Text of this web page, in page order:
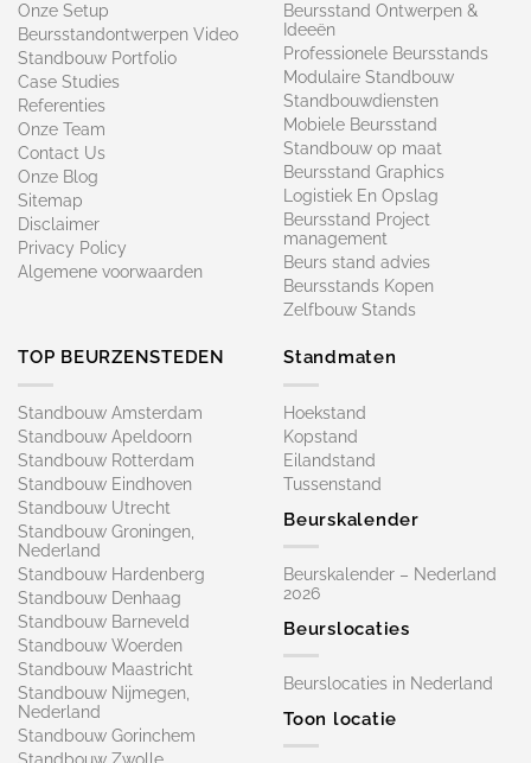
Onze Setup
Beursstandontwerpen Video
Standbouw Portfolio
Case Studies
Referenties
Onze Team
Contact Us
Onze Blog
Sitemap
Disclaimer
Privacy Policy
Algemene voorwaarden
Beursstand Ontwerpen &
Ideeën
Professionele Beursstands
Modulaire Standbouw
Standbouwdiensten
Mobiele Beursstand
Standbouw op maat​
Beursstand Graphics
Logistiek En Opslag
Beursstand Project
management
Beurs stand advies
Beursstands Kopen
Zelfbouw Stands
TOP BEURZENSTEDEN
Standbouw Amsterdam
Standbouw Apeldoorn
Standbouw Rotterdam
Standbouw Eindhoven
Standbouw Utrecht
Standbouw Groningen,
Nederland
Standbouw Hardenberg
Standbouw Denhaag
Standbouw Barneveld
Standbouw Woerden
Standbouw Maastricht
Standbouw Nijmegen,
Nederland
Standbouw Gorinchem
Standbouw Zwolle
Standmaten
Hoekstand
Kopstand
Eilandstand
Tussenstand
Beurskalender
Beurskalender – Nederland
2026
Beurslocaties
Beurslocaties in Nederland
Toon locatie